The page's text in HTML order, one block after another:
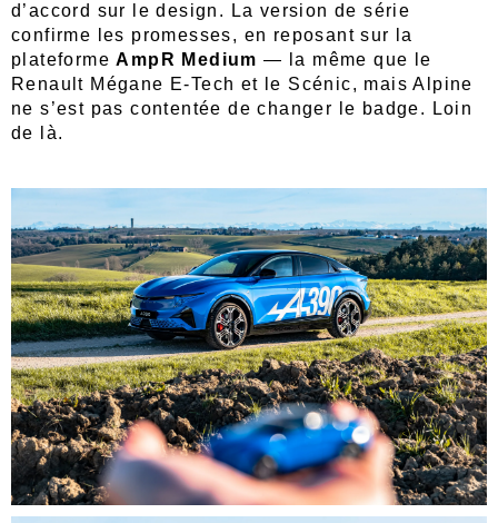
d’accord sur le design. La version de série
confirme les promesses, en reposant sur la
plateformeAmpR Medium — la même que le
Renault Mégane E-Tech et le Scénic, mais Alpine
ne s’est pas contentée de changer le badge. Loin
de là.